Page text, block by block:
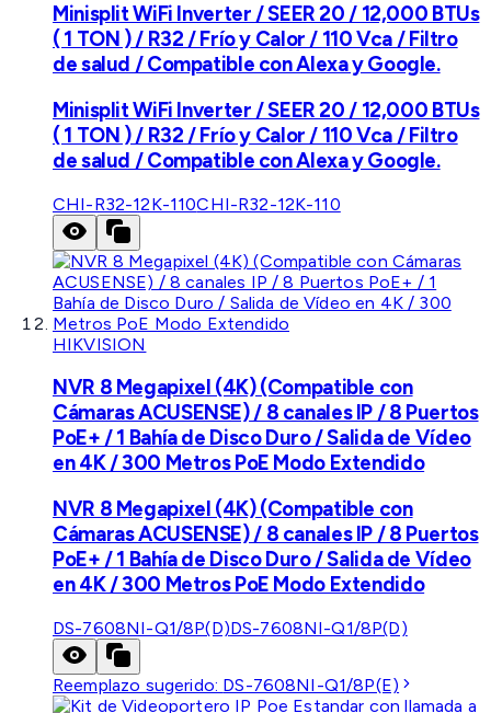
Minisplit WiFi Inverter / SEER 20 / 12,000 BTUs
( 1 TON ) / R32 / Frío y Calor / 110 Vca / Filtro
de salud / Compatible con Alexa y Google.
Minisplit WiFi Inverter / SEER 20 / 12,000 BTUs
( 1 TON ) / R32 / Frío y Calor / 110 Vca / Filtro
de salud / Compatible con Alexa y Google.
CHI-R32-12K-110CHI-R32-12K-110
HIKVISION
NVR 8 Megapixel (4K) (Compatible con
Cámaras ACUSENSE) / 8 canales IP / 8 Puertos
PoE+ / 1 Bahía de Disco Duro / Salida de Vídeo
en 4K / 300 Metros PoE Modo Extendido
NVR 8 Megapixel (4K) (Compatible con
Cámaras ACUSENSE) / 8 canales IP / 8 Puertos
PoE+ / 1 Bahía de Disco Duro / Salida de Vídeo
en 4K / 300 Metros PoE Modo Extendido
DS-7608NI-Q1/8P(D)DS-7608NI-Q1/8P(D)
Reemplazo sugerido: DS-7608NI-Q1/8P(E)